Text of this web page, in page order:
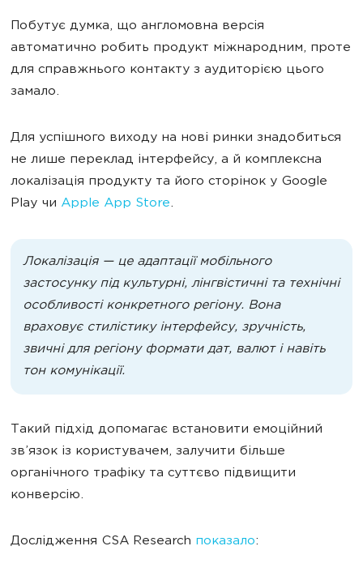
Побутує думка, що англомовна версія
автоматично робить продукт міжнародним, проте
для справжнього контакту з аудиторією цього
замало.
Для успішного виходу на нові ринки знадобиться
не лише переклад інтерфейсу, а й комплексна
локалізація продукту та його сторінок у Google
Play чи Apple App Store.
Локалізація — це адаптації мобільного
застосунку під культурні, лінгвістичні та технічні
особливості конкретного регіону. Вона
враховує стилістику інтерфейсу, зручність,
звичні для регіону формати дат, валют і навіть
тон комунікації.
Такий підхід допомагає встановити емоційний
зв’язок із користувачем, залучити більше
органічного трафіку та суттєво підвищити
конверсію.
Дослідження CSA Research показало: